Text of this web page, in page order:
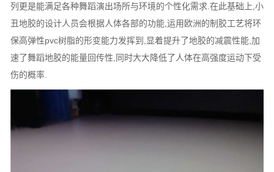
列更是能满足各种舞蹈演出场所与环境的个性化需求.在此基础上,小
丑地胶的设计人员会根据人体各部的功能,运用欧洲的制胶工艺将环
保高弹性pvc树脂的形变能力发挥到,显着提升了地胶的减震性能,加
速了舞蹈地胶的能量回传性,同时大大降低了人体在高强度运动下受
伤的概率.